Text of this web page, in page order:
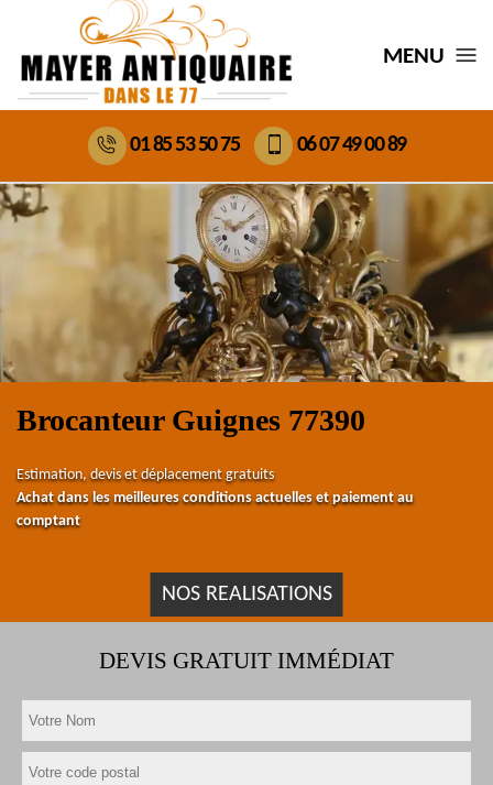
MENU
01 85 53 50 75 06 07 49 00 89
Brocanteur Guignes 77390
Estimation, devis et déplacement gratuits
Achat dans les meilleures conditions actuelles et paiement au
comptant
NOS REALISATIONS
DEVIS GRATUIT IMMÉDIAT